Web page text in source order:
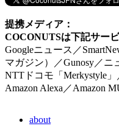
提携メディア：
COCONUTSは下記サー
Googleニュース／
マガジン）／Gunosy／ニ
NTTドコモ「Merkystyle」
Amazon Alexa／Amazon
about